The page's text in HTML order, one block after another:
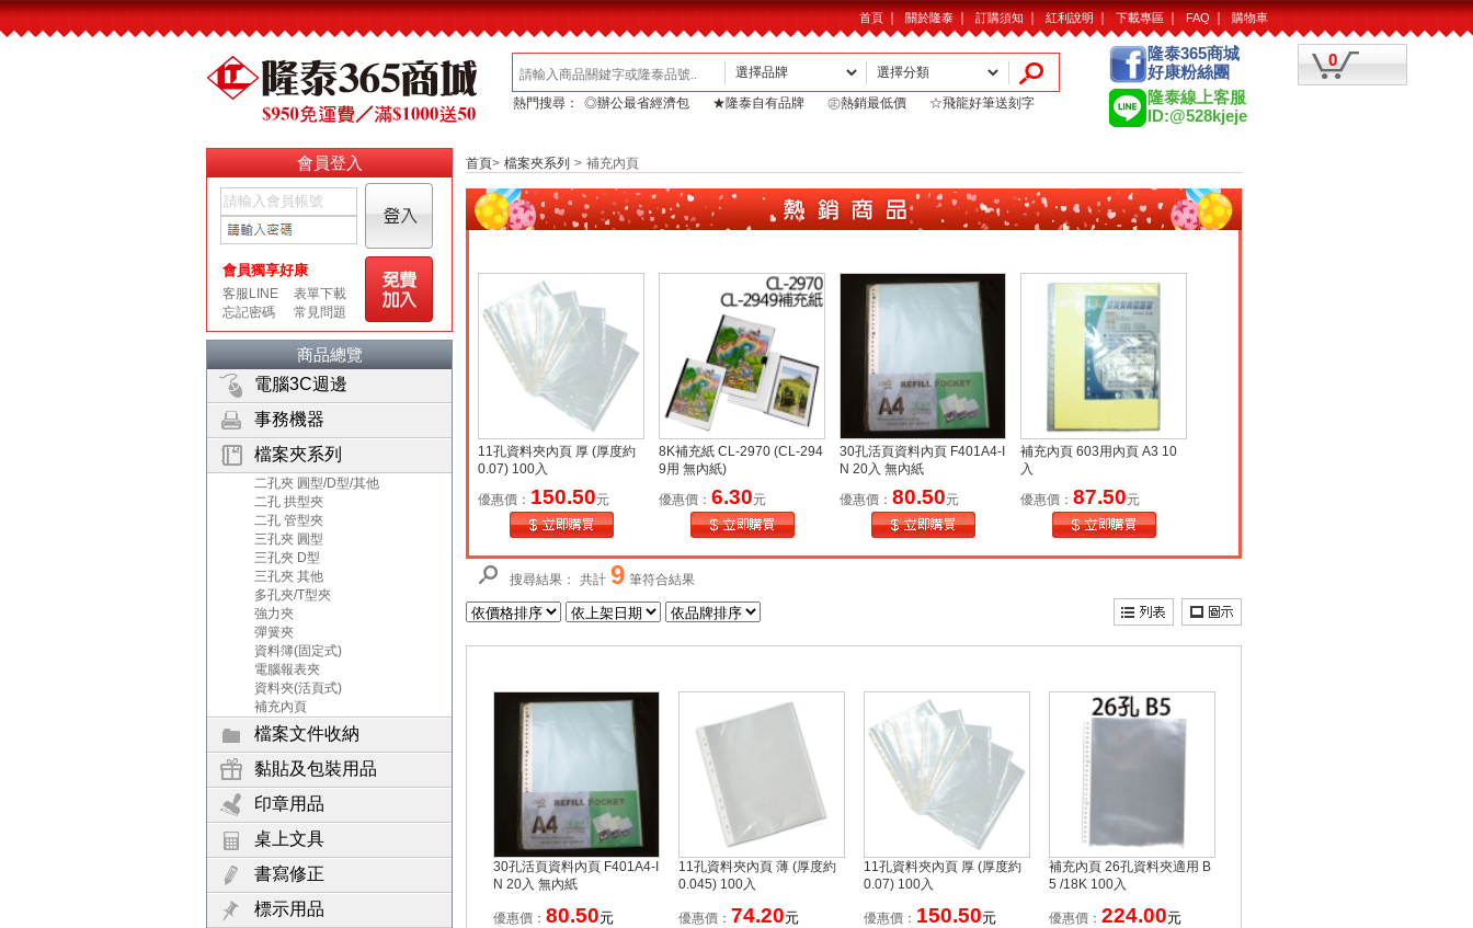
首頁｜ 關於隆泰｜ 訂購須知｜ 紅利說明｜ 下載專區｜ FAQ｜ 購物車
熱門搜尋： ◎辦公最省經濟包 ★隆泰自有品牌 ㊣熱銷最低價 ☆飛龍好筆送刻字
隆泰365商城
好康粉絲團
隆泰線上客服
ID:@528kjeje
會員登入
商品總覽
電腦3C週邊
事務機器
檔案夾系列
二孔夾 圓型/D型/其他
二孔 拱型夾
二孔 管型夾
三孔夾 圓型
三孔夾 D型
三孔夾 其他
多孔夾/T型夾
強力夾
彈簧夾
資料簿(固定式)
電腦報表夾
資料夾(活頁式)
補充內頁
檔案文件收納
黏貼及包裝用品
印章用品
桌上文具
書寫修正
標示用品
首頁> 檔案夾系列 > 補充內頁
11孔資料夾內頁 厚 (厚度約
0.07) 100入
優惠價： 150.50元
8K補充紙 CL-2970 (CL-294
9用 無內紙)
優惠價： 6.30元
30孔活頁資料內頁 F401A4-I
N 20入 無內紙
優惠價： 80.50元
補充內頁 603用內頁 A3 10
入
優惠價： 87.50元
搜尋結果： 共計 9 筆符合結果
30孔活頁資料內頁 F401A4-I
N 20入 無內紙
優惠價： 80.50元
11孔資料夾內頁 薄 (厚度約
0.045) 100入
優惠價： 74.20元
11孔資料夾內頁 厚 (厚度約
0.07) 100入
優惠價： 150.50元
補充內頁 26孔資料夾適用 B
5 /18K 100入
優惠價： 224.00元
0